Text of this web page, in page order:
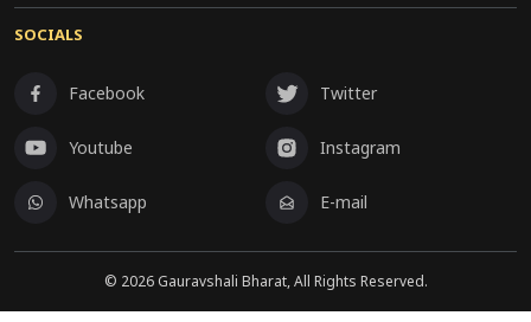
SOCIALS
Facebook Twitter
Youtube Instagram
Whatsapp E-mail
© 2026Gauravshali Bharat, All Rights Reserved.